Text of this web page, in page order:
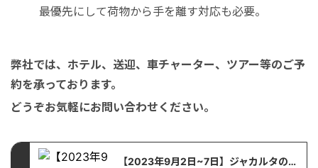
最優先にして荷物から手を離す対応も必要。
弊社では、ホテル、送迎、車チャーター、ツアー等のご予
約を承っております。
どうぞお気軽にお問い合わせください。
【2023年9月2日~7日】ジャカルタの交通規制情報